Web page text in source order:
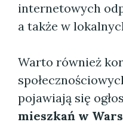
internetowych
a także w
Warto również
pojawiają się
mieszkań w